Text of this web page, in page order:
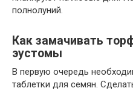
полнолуний.
Как замачивать
эустомы
В первую очередь
таблетки для семян.